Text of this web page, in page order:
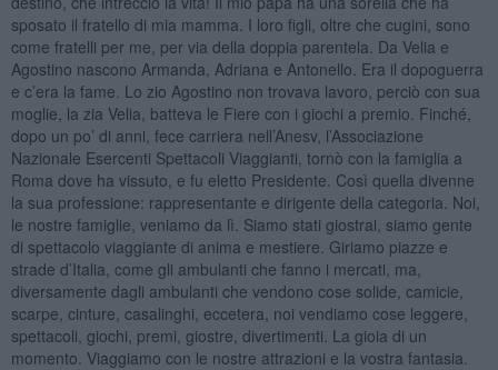
sposato il fratello di mia mamma. I loro figli, oltre che cugini, sono
come fratelli per me, per via della doppia parentela. Da Velia e
Agostino nascono Armanda, Adriana e Antonello. Era il dopoguerra
e c’era la fame. Lo zio Agostino non trovava lavoro, perciò con sua
moglie, la zia Velia, batteva le Fiere con i giochi a premio. Finché,
dopo un po’ di anni, fece carriera nell’Anesv, l’Associazione
Nazionale Esercenti Spettacoli Viaggianti, tornò con la famiglia a
Roma dove ha vissuto, e fu eletto Presidente. Così quella divenne
la sua professione: rappresentante e dirigente della categoria. Noi,
le nostre famiglie, veniamo da lì. Siamo stati giostrai, siamo gente
di spettacolo viaggiante di anima e mestiere. Giriamo piazze e
strade d’Italia, come gli ambulanti che fanno i mercati, ma,
diversamente dagli ambulanti che vendono cose solide, camicie,
scarpe, cinture, casalinghi, eccetera, noi vendiamo cose leggere,
spettacoli, giochi, premi, giostre, divertimenti. La gioia di un
momento. Viaggiamo con le nostre attrazioni e la vostra fantasia.